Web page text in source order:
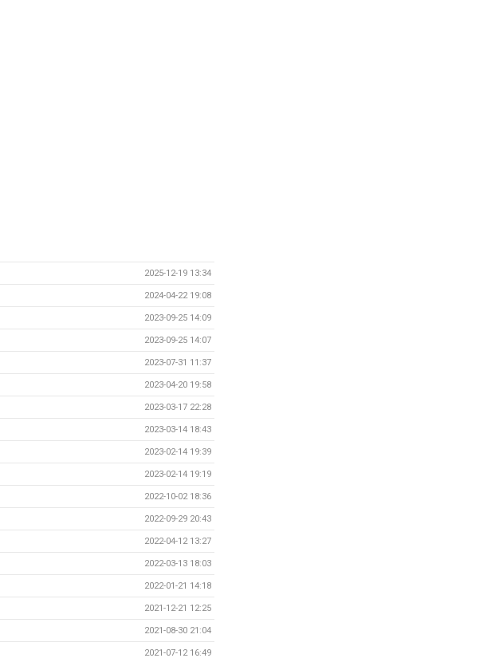
2025-12-19 13:34
2024-04-22 19:08
2023-09-25 14:09
2023-09-25 14:07
2023-07-31 11:37
2023-04-20 19:58
2023-03-17 22:28
2023-03-14 18:43
2023-02-14 19:39
2023-02-14 19:19
2022-10-02 18:36
2022-09-29 20:43
2022-04-12 13:27
2022-03-13 18:03
2022-01-21 14:18
2021-12-21 12:25
2021-08-30 21:04
2021-07-12 16:49